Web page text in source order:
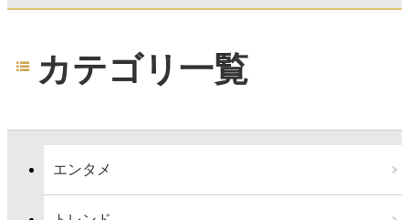
カテゴリ一覧
エンタメ